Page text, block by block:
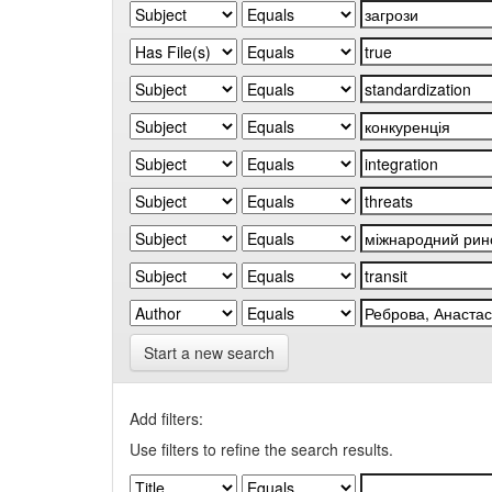
Start a new search
Add filters:
Use filters to refine the search results.